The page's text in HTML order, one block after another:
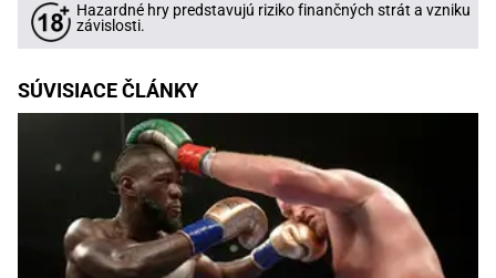
Hazardné hry predstavujú riziko finančných strát a vzniku
závislosti.
SÚVISIACE ČLÁNKY